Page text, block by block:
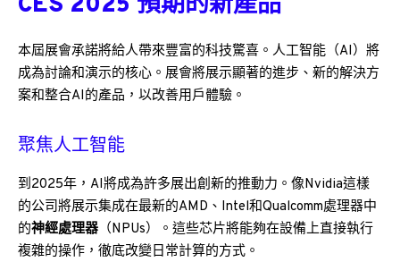
本屆展會承諾將給人帶來豐富的科技驚喜。人工智能（AI）將
成為討論和演示的核心。展會將展示顯著的進步、新的解決方
案和整合AI的產品，以改善用戶體驗。
聚焦人工智能
到2025年，AI將成為許多展出創新的推動力。像Nvidia這樣
的公司將展示集成在最新的AMD、Intel和Qualcomm處理器中
的神經處理器 （NPUs）。這些芯片將能夠在設備上直接執行
複雜的操作，徹底改變日常計算的方式。